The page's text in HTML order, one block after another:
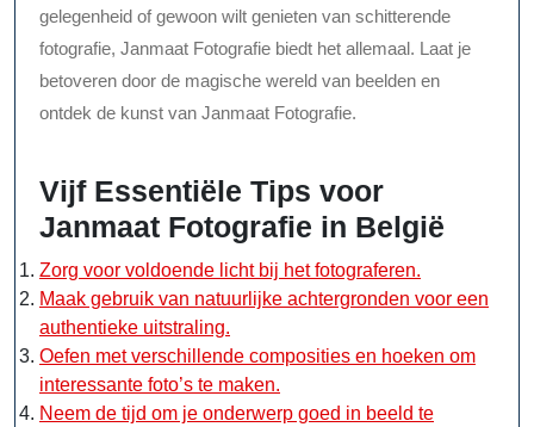
gelegenheid of gewoon wilt genieten van schitterende
fotografie, Janmaat Fotografie biedt het allemaal. Laat je
betoveren door de magische wereld van beelden en
ontdek de kunst van Janmaat Fotografie.
Vijf Essentiële Tips voor
Janmaat Fotografie in België
Zorg voor voldoende licht bij het fotograferen.
Maak gebruik van natuurlijke achtergronden voor een
authentieke uitstraling.
Oefen met verschillende composities en hoeken om
interessante foto’s te maken.
Neem de tijd om je onderwerp goed in beeld te